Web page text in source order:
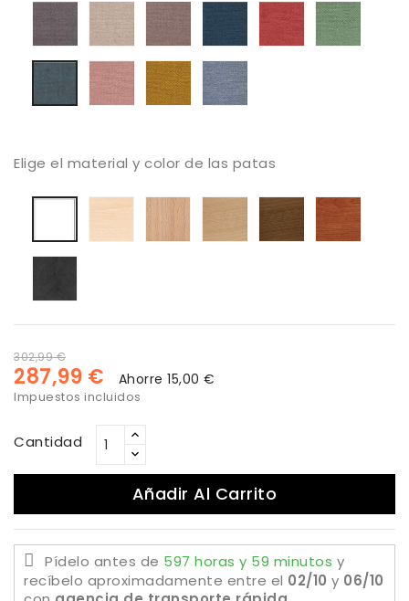
Tapizado
Mystic
213
Tapizado
Mystic
250
Tapizado
252
Tapizado
Mystic
311
Tapizado
Mystic
373
Mystic
387
Tapizado
Mystic
395
Tapizado
Mystic
503
Tapizado
Mystic
514
Tapizado
Mystic
602
Elige el material y color de las patas
Lacado
Haya
blanqueadabarnizado
natural
Haya
tostada
Haya
Canaletto
Color
piedra
estuco
302,99 €
287,99 € Ahorre 15,00 €
Impuestos incluidos
Cantidad
Añadir Al Carrito
Pídelo antes de 597 horas y 59 minutos y
recíbelo aproximadamente entre el 02/10 y 06/10